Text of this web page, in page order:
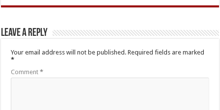
Leave a Reply
Your email address will not be published. Required fields are marked
*
Comment*